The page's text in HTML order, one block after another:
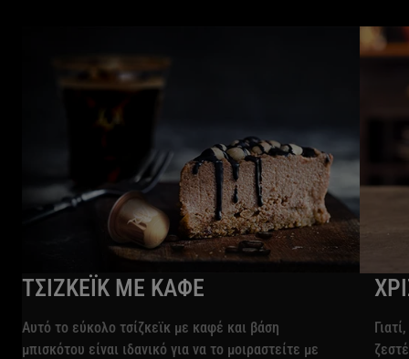
ΤΣΙΖΚΕΪΚ ΜΕ ΚΑΦΕ
Αυτό το εύκολο τσίζκεϊκ με καφέ και βάση
μπισκότου είναι ιδανικό για να το μοιραστείτε με